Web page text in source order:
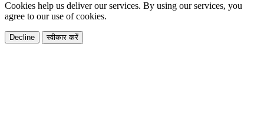
Cookies help us deliver our services. By using our services, you
agree to our use of cookies.
Decline स्वीकार करें